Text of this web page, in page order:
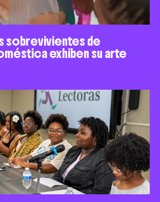
sobrevivientes de
exhiben su arte